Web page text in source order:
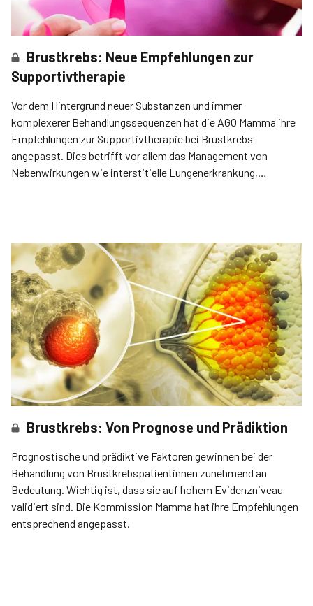
Brustkrebs: Neue Empfehlungen zur
Supportivtherapie
Vor dem Hintergrund neuer Substanzen und immer
komplexerer Behandlungssequenzen hat die AGO Mamma ihre
Empfehlungen zur Supportivtherapie bei Brustkrebs
angepasst. Dies betrifft vor allem das Management von
Nebenwirkungen wie interstitielle Lungenerkrankung,
Brustkrebs: Von Prognose und Prädiktion
Prognostische und prädiktive Faktoren gewinnen bei der
Behandlung von Brustkrebspatientinnen zunehmend an
Bedeutung. Wichtig ist, dass sie auf hohem Evidenzniveau
validiert sind. Die Kommission Mamma hat ihre Empfehlungen
entsprechend angepasst.